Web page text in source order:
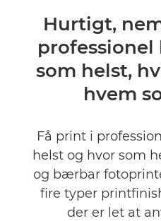
Oversigt
Specifikationer
Hurtigt,
som helst,
hvem
Få print i
helst og hvor som
og bærbar
fire typer
der er let at